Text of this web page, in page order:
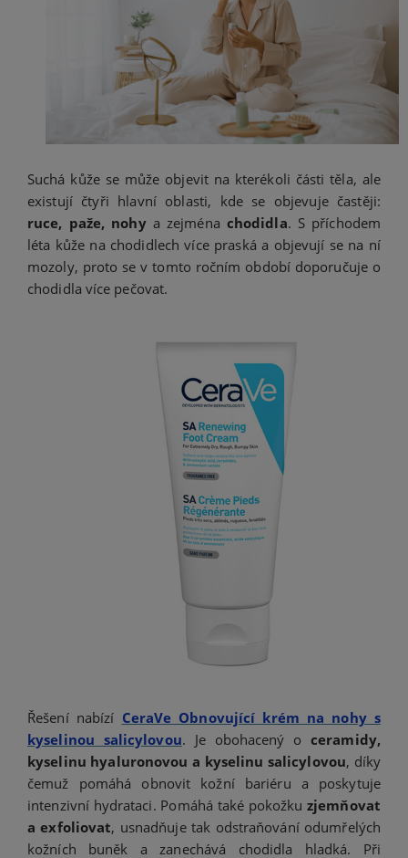
Suchá kůže se může objevit na kterékoli části těla, ale
existují čtyři hlavní oblasti, kde se objevuje častěji:
ruce, paže, nohy a zejména chodidla. S příchodem
léta kůže na chodidlech více praská a objevují se na ní
mozoly, proto se v tomto ročním období doporučuje o
chodidla více pečovat.
Řešení nabízí CeraVe Obnovující krém na nohy s
kyselinou salicylovou. Je obohacený oceramidy,
kyselinu hyaluronovou a kyselinu salicylovou, díky
čemuž pomáhá obnovit kožní bariéru a poskytuje
intenzivní hydrataci. Pomáhá také pokožkuzjemňovat
a exfoliovat, usnadňuje tak odstraňování odumřelých
kožních buněk a zanechává chodidla hladká. Při